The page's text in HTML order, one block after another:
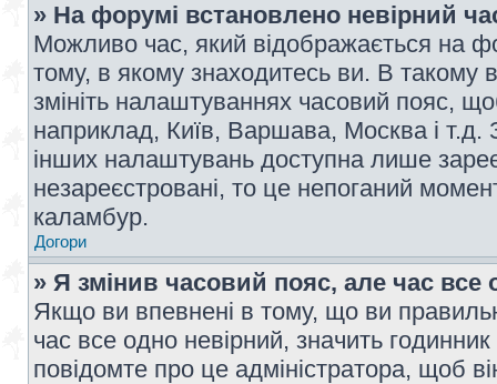
» На форумі встановлено невірний
Можливо час, який відображається на
тому, в якому знаходитесь ви. В такому
змініть налаштуваннях часовий пояс,
наприклад, Київ, Варшава, Москва і т.д.
інших налаштувань доступна лише
незареєстровані, то це непоганий
каламбур.
Догори
» Я змінив часовий пояс, але час все
Якщо ви впевнені в тому, що ви
час все одно невірний, значить
повідомте про це адміністратора, щоб